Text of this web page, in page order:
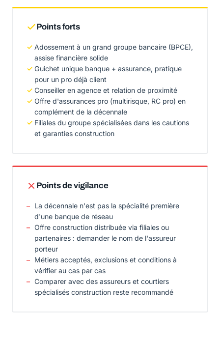
Points forts
Adossement à un grand groupe bancaire (BPCE),
assise financière solide
Guichet unique banque + assurance, pratique
pour un pro déjà client
Conseiller en agence et relation de proximité
Offre d'assurances pro (multirisque, RC pro) en
complément de la décennale
Filiales du groupe spécialisées dans les cautions
et garanties construction
Points de vigilance
La décennale n'est pas la spécialité première
d'une banque de réseau
Offre construction distribuée via filiales ou
partenaires : demander le nom de l'assureur
porteur
Métiers acceptés, exclusions et conditions à
vérifier au cas par cas
Comparer avec des assureurs et courtiers
spécialisés construction reste recommandé